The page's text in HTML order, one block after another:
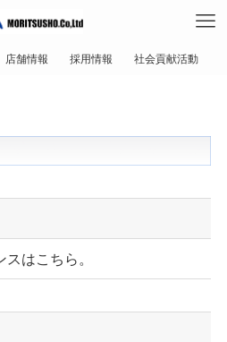
店舗情報 採用情報 社会貢献活動
はこちら。